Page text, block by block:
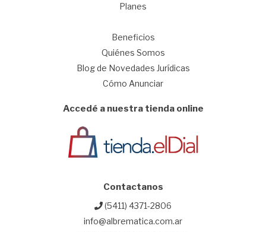
Planes
Beneficios
Quiénes Somos
Blog de Novedades Jurídicas
Cómo Anunciar
Accedé a nuestra tienda online
Contactanos
(5411) 4371-2806
info@albrematica.com.ar